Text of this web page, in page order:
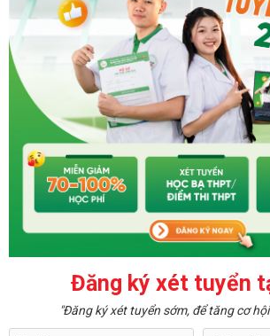
Đăng ký xét tuyển
"Đăng ký xét tuyển sớm, để tăng cơ